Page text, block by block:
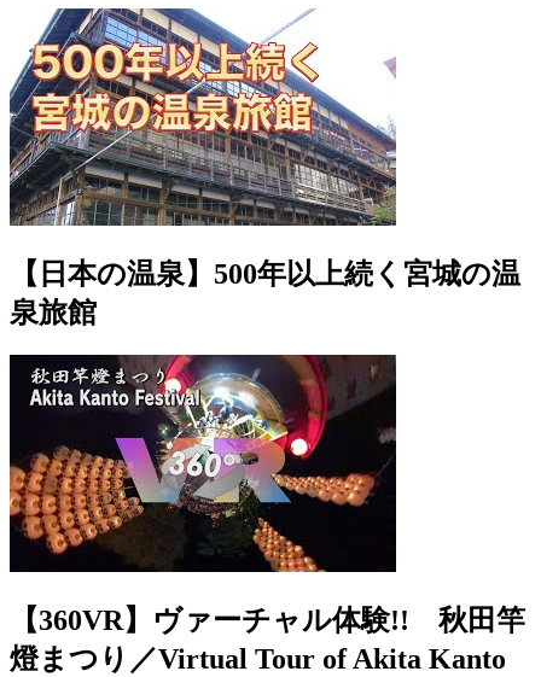
【日本の温泉】500年以上続く宮城の温
泉旅館
【360VR】ヴァーチャル体験!! 秋田竿
燈まつり／Virtual Tour of Akita Kanto